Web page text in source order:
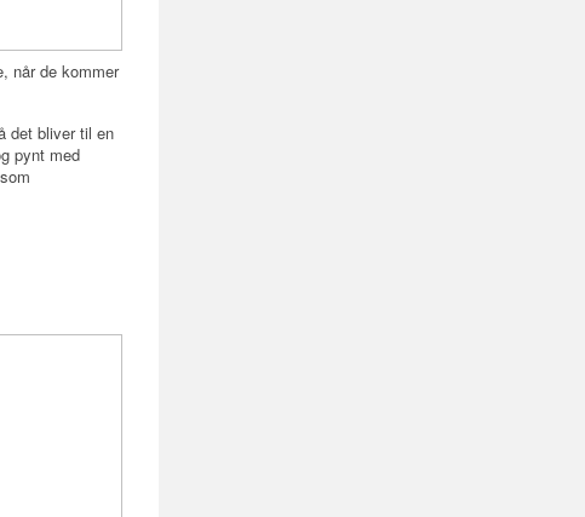
når de kommer
det bliver til en
pynt med